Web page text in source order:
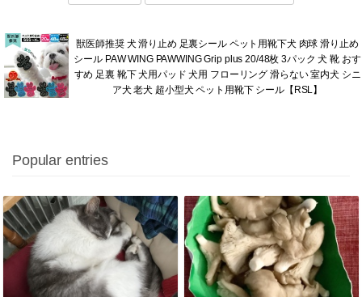
獣医師推奨 犬 滑り止め 足裏シール ペット用靴下犬 肉球 滑り止め
シール PAW WING PAWWING Grip plus 20/48枚 3パック 犬 靴 おす
すめ 足裏 靴下 犬用パッド 犬用 フローリング 滑らない 室内犬 シニ
ア犬 老犬 超小型犬 ペット用靴下 シール【RSL】
Popular entries